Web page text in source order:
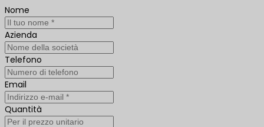
Nome
Azienda
Telefono
Email
Quantità